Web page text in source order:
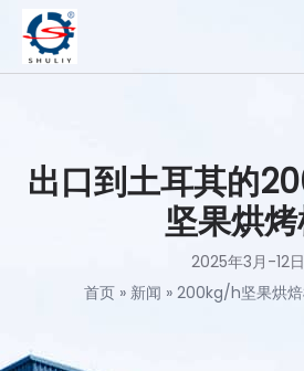
出口到土耳其的
坚果烘
2025年3月-12日
首页 » 新闻 » 200kg/h坚果烘